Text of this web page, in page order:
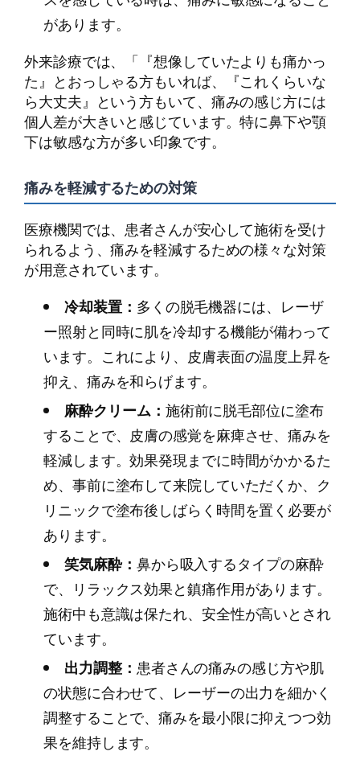
があります。
外来診療では、「『想像していたよりも痛かっ
た』とおっしゃる方もいれば、『これくらいな
ら大丈夫』という方もいて、痛みの感じ方には
個人差が大きいと感じています。特に鼻下や顎
下は敏感な方が多い印象です。
痛みを軽減するための対策
医療機関では、患者さんが安心して施術を受け
られるよう、痛みを軽減するための様々な対策
が用意されています。
冷却装置： 多くの脱毛機器には、レーザ
ー照射と同時に肌を冷却する機能が備わって
います。これにより、皮膚表面の温度上昇を
抑え、痛みを和らげます。
麻酔クリーム： 施術前に脱毛部位に塗布
することで、皮膚の感覚を麻痺させ、痛みを
軽減します。効果発現までに時間がかかるた
め、事前に塗布して来院していただくか、ク
リニックで塗布後しばらく時間を置く必要が
あります。
笑気麻酔： 鼻から吸入するタイプの麻酔
で、リラックス効果と鎮痛作用があります。
施術中も意識は保たれ、安全性が高いとされ
ています。
出力調整： 患者さんの痛みの感じ方や肌
の状態に合わせて、レーザーの出力を細かく
調整することで、痛みを最小限に抑えつつ効
果を維持します。